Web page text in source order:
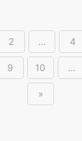
特点引领着
2 ... 4
9 10 ...
»